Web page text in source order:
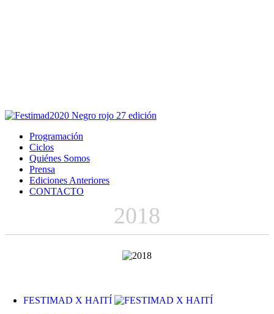
Programación
Ciclos
Quiénes Somos
Prensa
Ediciones Anteriores
CONTACTO
2018
FESTIMAD X HAITÍ